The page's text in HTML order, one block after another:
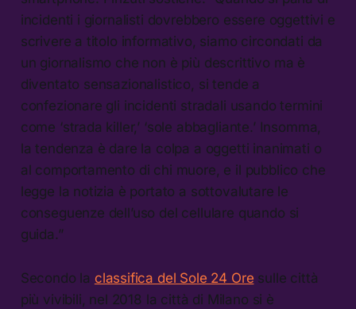
incidenti i giornalisti dovrebbero essere oggettivi e
scrivere a titolo informativo, siamo circondati da
un giornalismo che non è più descrittivo ma è
diventato sensazionalistico, si tende a
confezionare gli incidenti stradali usando termini
come ‘strada killer,’ ‘sole abbagliante.’ Insomma,
la tendenza è dare la colpa a oggetti inanimati o
al comportamento di chi muore, e il pubblico che
legge la notizia è portato a sottovalutare le
conseguenze dell’uso del cellulare quando si
guida.”
Secondo la classifica del Sole 24 Ore sulle città
più vivibili, nel 2018 la città di Milano si è